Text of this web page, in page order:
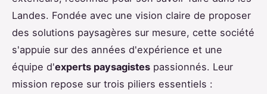
Landes. Fondée avec une vision claire de proposer
des solutions paysagères sur mesure, cette société
s'appuie sur des années d'expérience et une
équipe d'experts paysagistes passionnés. Leur
mission repose sur trois piliers essentiels :